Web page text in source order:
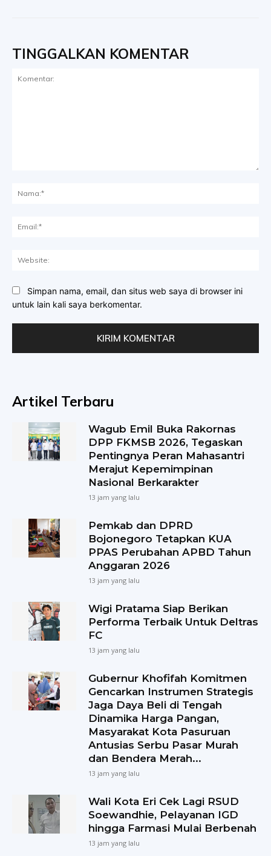
TINGGALKAN KOMENTAR
Simpan nama, email, dan situs web saya di browser ini
untuk lain kali saya berkomentar.
Artikel Terbaru
Wagub Emil Buka Rakornas
DPP FKMSB 2026, Tegaskan
Pentingnya Peran Mahasantri
Merajut Kepemimpinan
Nasional Berkarakter
13 jam yang lalu
Pemkab dan DPRD
Bojonegoro Tetapkan KUA
PPAS Perubahan APBD Tahun
Anggaran 2026
13 jam yang lalu
Wigi Pratama Siap Berikan
Performa Terbaik Untuk Deltras
FC
13 jam yang lalu
Gubernur Khofifah Komitmen
Gencarkan Instrumen Strategis
Jaga Daya Beli di Tengah
Dinamika Harga Pangan,
Masyarakat Kota Pasuruan
Antusias Serbu Pasar Murah
dan Bendera Merah...
13 jam yang lalu
Wali Kota Eri Cek Lagi RSUD
Soewandhie, Pelayanan IGD
hingga Farmasi Mulai Berbenah
13 jam yang lalu